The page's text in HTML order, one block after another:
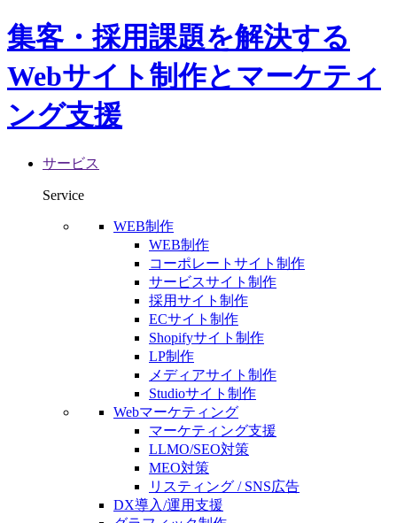
集客・採用課題を解決する
Webサイト制作とマーケティ
ング支援
サービス
Service
WEB制作
WEB制作
コーポレートサイト制作
サービスサイト制作
採用サイト制作
ECサイト制作
Shopifyサイト制作
LP制作
メディアサイト制作
Studioサイト制作
Webマーケティング
マーケティング支援
LLMO/SEO対策
MEO対策
リスティング / SNS広告
DX導入/運用支援